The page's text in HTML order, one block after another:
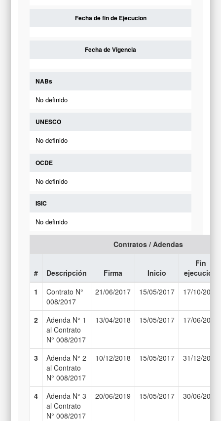
Fecha de fin de Ejecucion
Fecha de Vigencia
NABs
No definido
UNESCO
No definido
OCDE
No definido
ISIC
No definido
Contratos / Adendas
# Descripción Firma Inicio
Fin
ejecución
1
Contrato N°
008/2017
21/06/2017 15/05/2017 17/10/2017
2
Adenda N° 1
al Contrato
N° 008/2017
13/04/2018 15/05/2017 17/06/2018
3
Adenda N° 2
al Contrato
N° 008/2017
10/12/2018 15/05/2017 31/12/2018
4
Adenda N° 3
al Contrato
N° 008/2017
20/06/2019 15/05/2017 30/06/2019